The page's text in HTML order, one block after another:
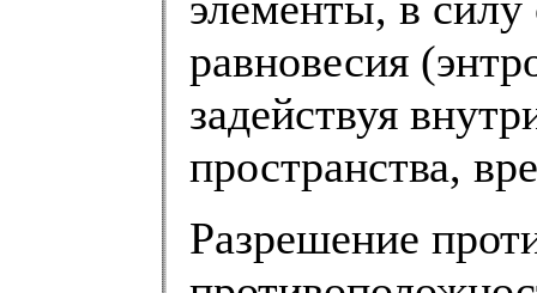
равновесия
задействуя
пространства,
Разрешение